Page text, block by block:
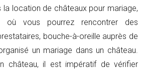
la location de châteaux pour mariage,
où vous pourrez rencontrer des
bouche-à-oreille auprès de
un mariage dans un château.
château, il est impératif de vérifier